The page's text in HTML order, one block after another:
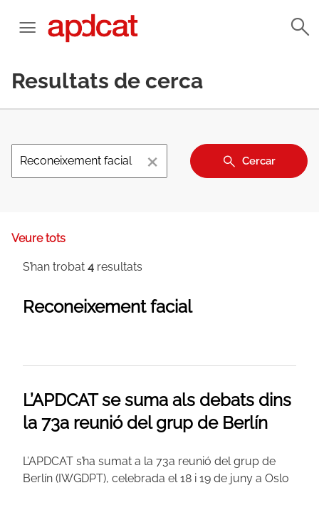
Resultats de cerca
× Cercar
Veure tots
S’han trobat 4 resultats
Reconeixement facial
L’APDCAT se suma als debats dins
la 73a reunió del grup de Berlín
L’APDCAT s’ha sumat a la 73a reunió del grup de
Berlín (IWGDPT), celebrada el 18 i 19 de juny a Oslo